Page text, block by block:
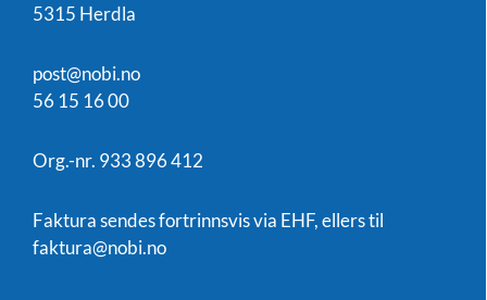
5315 Herdla
post@nobi.no
56 15 16 00
Org.-nr. 933 896 412
Faktura sendes fortrinnsvis via EHF, ellers til
faktura@nobi.no